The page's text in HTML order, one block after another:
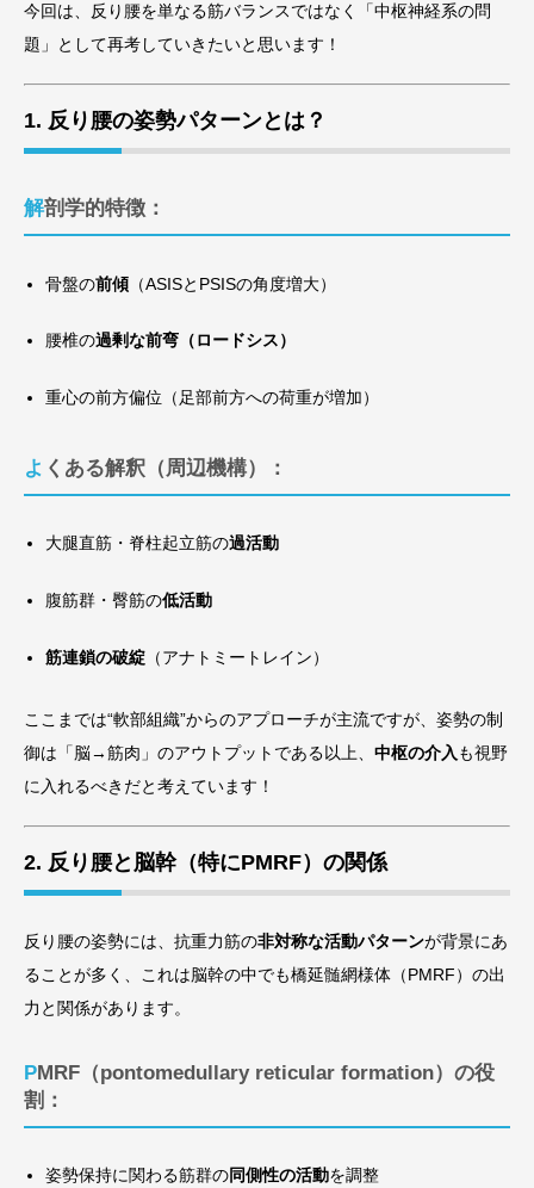
今回は、反り腰を単なる筋バランスではなく「中枢神経系の問
題」として再考していきたいと思います！
1. 反り腰の姿勢パターンとは？
解剖学的特徴：
骨盤の前傾 （ASISとPSISの角度増大）
腰椎の過剰な前弯（ロードシス）
重心の前方偏位（足部前方への荷重が増加）
よくある解釈（周辺機構）：
大腿直筋・脊柱起立筋の過活動
腹筋群・臀筋の低活動
筋連鎖の破綻 （アナトミートレイン）
ここまでは“軟部組織”からのアプローチが主流ですが、姿勢の制
御は「脳→筋肉」のアウトプットである以上、 中枢の介入 も視野
に入れるべきだと考えています！
2. 反り腰と脳幹（特にPMRF）の関係
反り腰の姿勢には、抗重力筋の非対称な活動パターンが背景にあ
ることが多く、これは脳幹の中でも橋延髄網様体（PMRF）の出
力と関係があります。
PMRF（pontomedullary reticular formation）の役
割：
姿勢保持に関わる筋群の同側性の活動を調整